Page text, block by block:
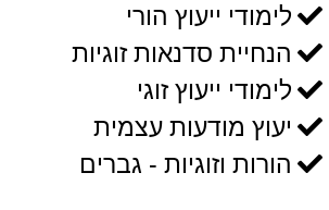
לימודי ייעוץ הורי
הנחיית סדנאות זוגיות
לימודי ייעוץ זוגי
יעוץ מודעות עצמית
הורות וזוגיות - גברים